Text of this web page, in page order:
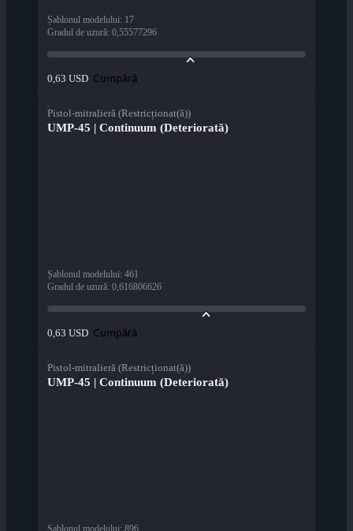
Șablonul modelului: 17
Gradul de uzură: 0,55577296
0,63 USD Cumpără
Pistol-mitralieră (Restricționat(ă))
UMP-45 | Continuum (Deteriorată)
Șablonul modelului: 461
Gradul de uzură: 0,616806626
0,63 USD Cumpără
Pistol-mitralieră (Restricționat(ă))
UMP-45 | Continuum (Deteriorată)
Șablonul modelului: 896